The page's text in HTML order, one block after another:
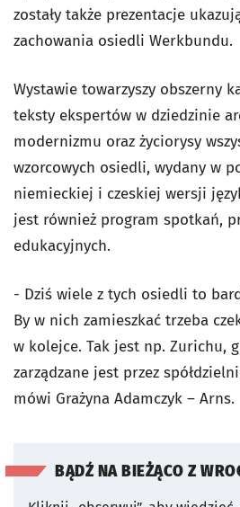
zostały także prezentacje
zachowania osiedli Werkbundu.
Wystawie towarzyszy obszerny
teksty ekspertów w dziedzinie
modernizmu oraz życiorysy
wzorcowych osiedli, wydany w
niemieckiej i czeskiej wersji
jest również program spotkań,
edukacyjnych.
- Dziś wiele z tych osiedli to
By w nich zamieszkać trzeba
w kolejce. Tak jest np. Zurichu,
zarządzane jest przez
mówi Grażyna Adamczyk – Arns.
BĄDŹ NA BIEŻĄCO Z